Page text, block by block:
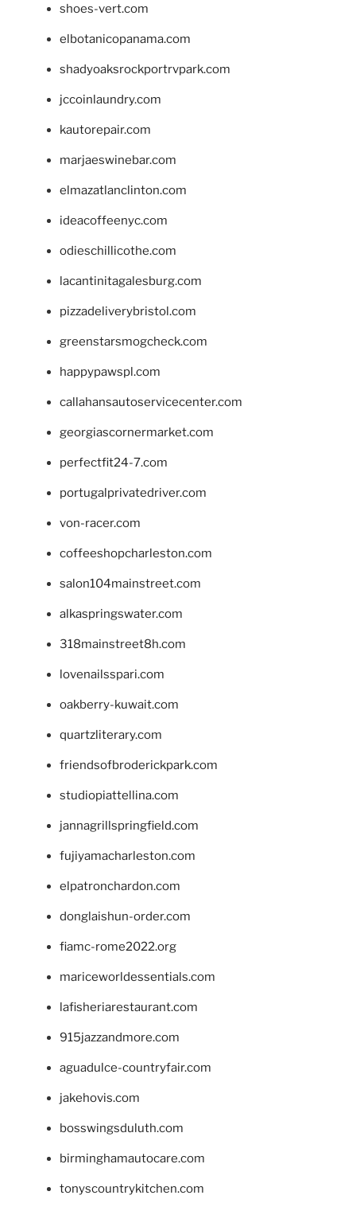
shoes-vert.com
elbotanicopanama.com
shadyoaksrockportrvpark.com
jccoinlaundry.com
kautorepair.com
marjaeswinebar.com
elmazatlanclinton.com
ideacoffeenyc.com
odieschillicothe.com
lacantinitagalesburg.com
pizzadeliverybristol.com
greenstarsmogcheck.com
happypawspl.com
callahansautoservicecenter.com
georgiascornermarket.com
perfectfit24-7.com
portugalprivatedriver.com
von-racer.com
coffeeshopcharleston.com
salon104mainstreet.com
alkaspringswater.com
318mainstreet8h.com
lovenailsspari.com
oakberry-kuwait.com
quartzliterary.com
friendsofbroderickpark.com
studiopiattellina.com
jannagrillspringfield.com
fujiyamacharleston.com
elpatronchardon.com
donglaishun-order.com
fiamc-rome2022.org
mariceworldessentials.com
lafisheriarestaurant.com
915jazzandmore.com
aguadulce-countryfair.com
jakehovis.com
bosswingsduluth.com
birminghamautocare.com
tonyscountrykitchen.com